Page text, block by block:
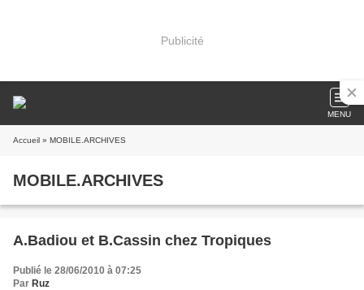
Publicité
MENU
Accueil » MOBILE.ARCHIVES
MOBILE.ARCHIVES
A.Badiou et B.Cassin chez Tropiques
Publié le 28/06/2010 à 07:25
Par Ruz